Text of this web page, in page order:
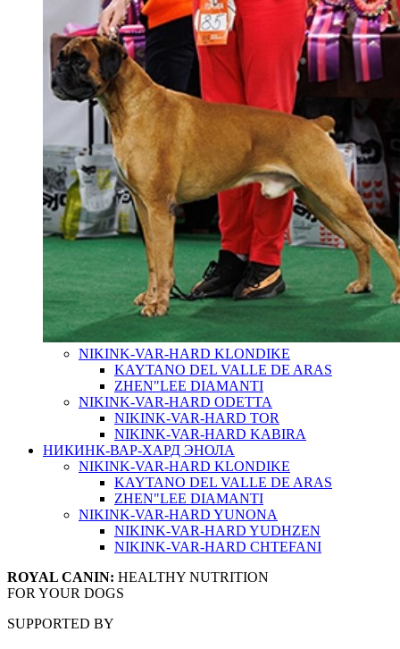
NIKINK-VAR-HARD KLONDIKE
KAYTANO DEL VALLE DE ARAS
ZHEN"LEE DIAMANTI
NIKINK-VAR-HARD ODETTA
NIKINK-VAR-HARD TOR
NIKINK-VAR-HARD KABIRA
НИКИНК-ВАР-ХАРД ЭНОЛА
NIKINK-VAR-HARD KLONDIKE
KAYTANO DEL VALLE DE ARAS
ZHEN"LEE DIAMANTI
NIKINK-VAR-HARD YUNONA
NIKINK-VAR-HARD YUDHZEN
NIKINK-VAR-HARD CHTEFANI
ROYAL CANIN: HEALTHY NUTRITION
FOR YOUR DOGS
SUPPORTED BY